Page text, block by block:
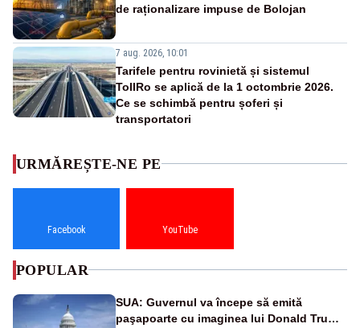
de raționalizare impuse de Bolojan
7 aug. 2026, 10:01
Tarifele pentru rovinietă și sistemul
TollRo se aplică de la 1 octombrie 2026.
Ce se schimbă pentru șoferi și
transportatori
URMĂREȘTE-NE PE
Facebook YouTube
POPULAR
SUA: Guvernul va începe să emită
paşapoarte cu imaginea lui Donald Trump